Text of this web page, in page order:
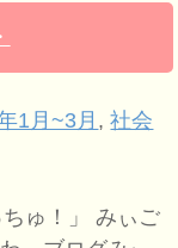
1月~3月 ,社会
ゅ！」 みぃご